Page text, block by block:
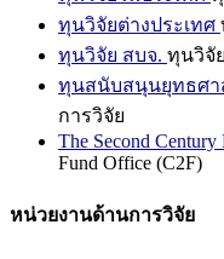
ทุนวิจัยต่างประเทศ
ทุนวิจัย สบจ. ทุนวิจั
ทุนสนับสนุนยุทธศา
การวิจัย
The Second
Fund Office (C2F)
หน่วยงานด้านการวิจัย